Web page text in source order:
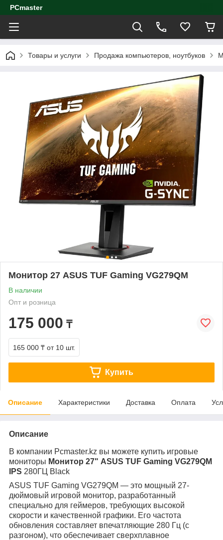
PCmaster
Товары и услуги Продажа компьютеров, ноутбуков
Монитор 27 ASUS TUF Gaming VG279QM
В наличии
Опт и розница
175 000 ₸
165 000 ₸ от 10 шт.
Купить
Описание Характеристики Доставка Оплата
Описание
В компании Pcmaster.kz вы можете купить игровые
мониторы Монитор 27" ASUS TUF Gaming VG279QM
IPS 280ГЦ Black
ASUS TUF Gaming VG279QM — это мощный 27-
дюймовый игровой монитор, разработанный
специально для геймеров, требующих высокой
скорости и качественной графики. Его частота
обновления составляет впечатляющие 280 Гц (с
разгоном), что обеспечивает сверхплавное